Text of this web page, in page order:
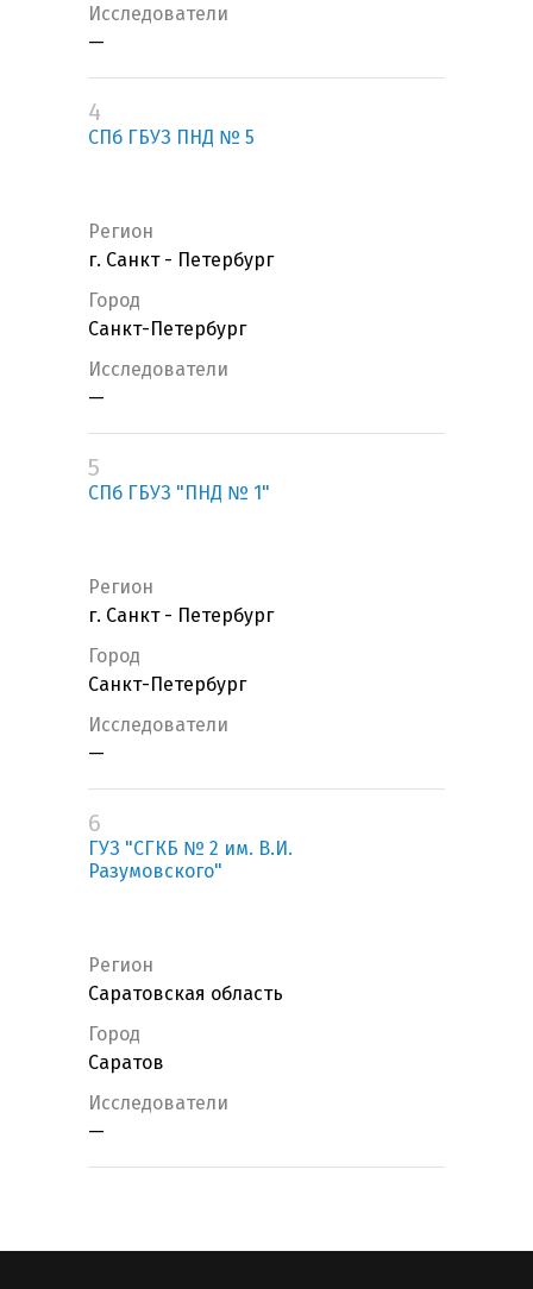
Исследователи
—
4
СПб ГБУЗ ПНД № 5
Регион
г. Санкт - Петербург
Город
Санкт-Петербург
Исследователи
—
5
СПб ГБУЗ "ПНД № 1"
Регион
г. Санкт - Петербург
Город
Санкт-Петербург
Исследователи
—
6
ГУЗ "СГКБ № 2 им. В.И.
Разумовского"
Регион
Саратовская область
Город
Саратов
Исследователи
—